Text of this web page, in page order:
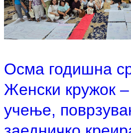
Oсма годишна
Женски кружок
учење,